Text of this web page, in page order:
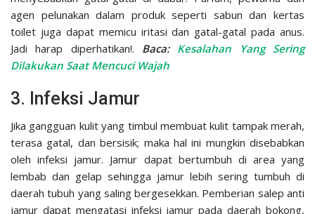
agen pelunakan dalam produk seperti sabun dan kertas
toilet juga dapat memicu iritasi dan gatal-gatal pada anus.
Jadi harap diperhatikan!. Baca: Kesalahan Yang Sering
Dilakukan Saat Mencuci Wajah
3. Infeksi Jamur
Jika gangguan kulit yang timbul membuat kulit tampak merah,
terasa gatal, dan bersisik; maka hal ini mungkin disebabkan
oleh infeksi jamur. Jamur dapat bertumbuh di area yang
lembab dan gelap sehingga jamur lebih sering tumbuh di
daerah tubuh yang saling bergesekkan. Pemberian salep anti
jamur dapat mengatasi infeksi jamur pada daerah bokong,